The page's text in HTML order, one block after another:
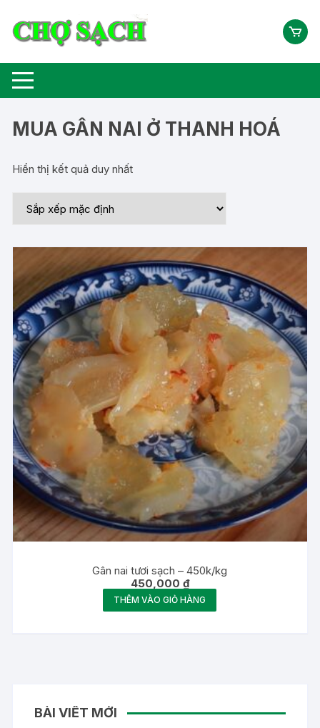
MUA GÂN NAI Ở THANH HOÁ
Hiển thị kết quả duy nhất
Gân nai tươi sạch – 450k/kg
450,000 ₫
THÊM VÀO GIỎ HÀNG
BÀI VIẾT MỚI